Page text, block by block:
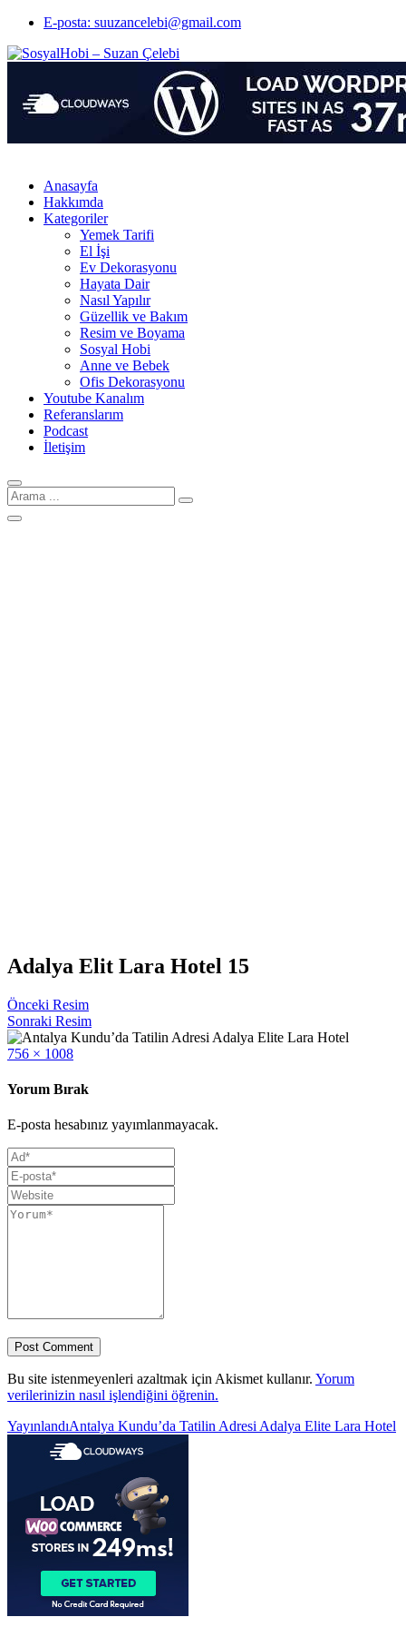
E-posta: suuzancelebi@gmail.com
Anasayfa
Hakkımda
Kategoriler
Yemek Tarifi
El İşi
Ev Dekorasyonu
Hayata Dair
Nasıl Yapılır
Güzellik ve Bakım
Resim ve Boyama
Sosyal Hobi
Anne ve Bebek
Ofis Dekorasyonu
Youtube Kanalım
Referanslarım
Podcast
İletişim
Arama
için:
Adalya Elit Lara Hotel 15
Önceki Resim
Sonraki Resim
Full
756 × 1008
Yorum Bırak
E-posta hesabınız yayımlanmayacak.
Bu site istenmeyenleri azaltmak için Akismet kullanır. Yorum
verilerinizin nasıl işlendiğini öğrenin.
Yazı
gezinmesi
YayınlandıAntalya Kundu’da Tatilin Adresi Adalya Elite Lara Hotel